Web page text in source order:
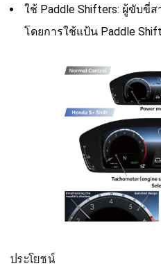
ใช้ Paddle Shifters: ผู้ขับขี่
โดยการใช้แป้น Paddle
ประโยชน์